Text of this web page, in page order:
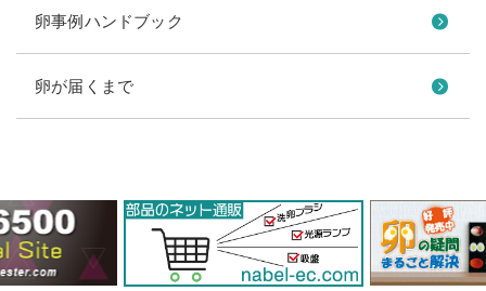
卵事例ハンドブック
卵が届くまで